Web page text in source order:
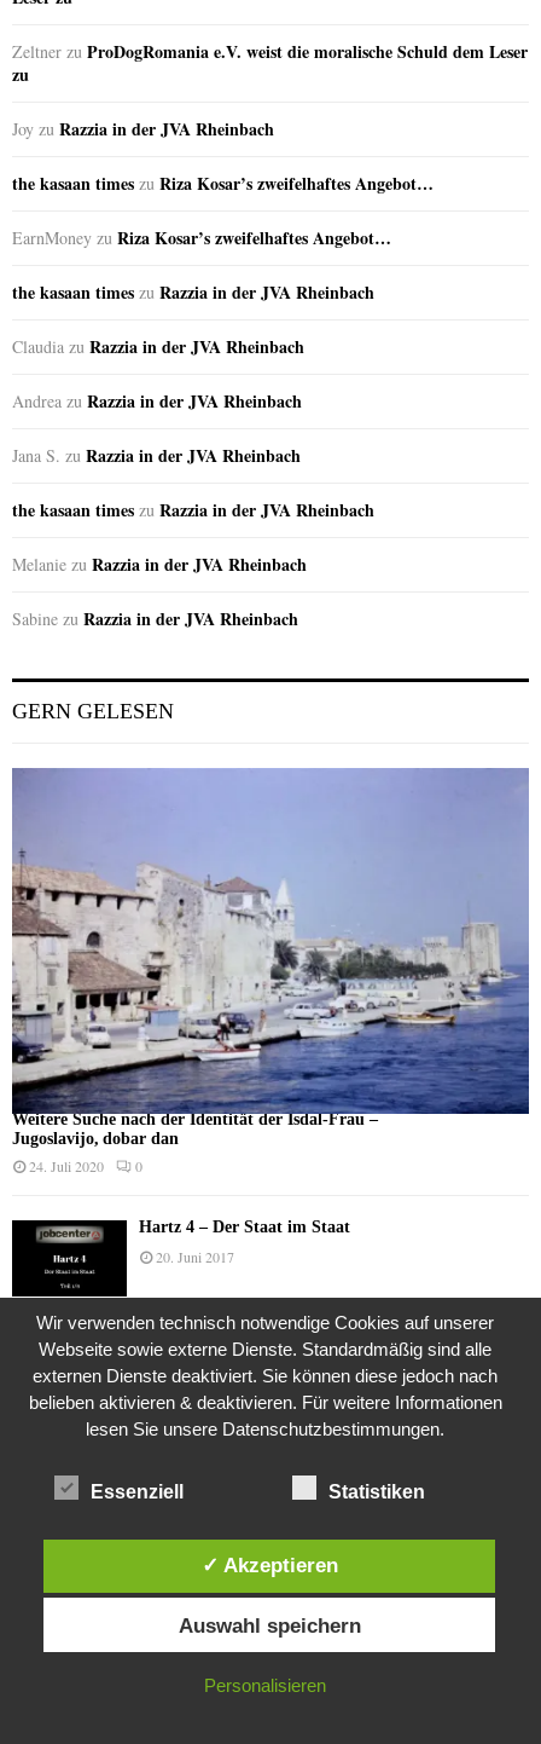
Zeltner zu ProDogRomania e.V. weist die moralische Schuld dem Leser
zu
Joy zu Razzia in der JVA Rheinbach
the kasaan times zu Riza Kosar’s zweifelhaftes Angebot…
EarnMoney zu Riza Kosar’s zweifelhaftes Angebot…
the kasaan times zu Razzia in der JVA Rheinbach
Claudia zu Razzia in der JVA Rheinbach
Andrea zu Razzia in der JVA Rheinbach
Jana S. zu Razzia in der JVA Rheinbach
the kasaan times zu Razzia in der JVA Rheinbach
Melanie zu Razzia in der JVA Rheinbach
Sabine zu Razzia in der JVA Rheinbach
GERN GELESEN
Weitere Suche nach der Identität der Isdal-Frau –
Jugoslavijo, dobar dan
24. Juli 2020 0
Hartz 4 – Der Staat im Staat
20. Juni 2017
Das Leben des Lachs
12. Oktober 2020
Die Geschichte der Kubushäuser
24. November 2015
Diese Website verwendet Cookies. Durch die weitere Nutzung dieser
Website stimmst du der Verwendung von Cookies zu.
IN ORDNUNG
Wir verwenden technisch notwendige Cookies auf unserer
Webseite sowie externe Dienste. Standardmäßig sind alle
externen Dienste deaktiviert. Sie können diese jedoch nach
belieben aktivieren & deaktivieren. Für weitere Informationen
lesen Sie unsere Datenschutzbestimmungen.
Essenziell Statistiken
✓ Akzeptieren
Auswahl speichern
Personalisieren